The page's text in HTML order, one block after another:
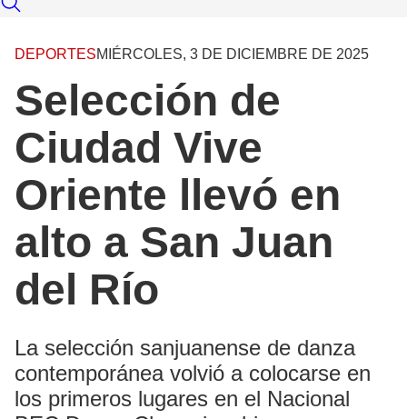
DEPORTESMIÉRCOLES, 3 DE DICIEMBRE DE 2025
Selección de
Ciudad Vive
Oriente llevó en
alto a San Juan
del Río
La selección sanjuanense de danza
contemporánea volvió a colocarse en
los primeros lugares en el Nacional